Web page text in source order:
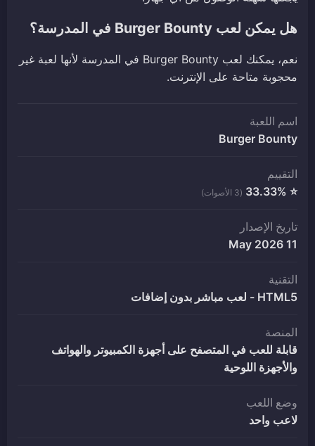
هل يمكن لعب Burger Bounty في المدرسة؟
نعم، يمكنك لعب Burger Bounty في المدرسة لأنها لعبة غير
محجوبة متاحة على الإنترنت.
اسم اللعبة
Burger Bounty
التقييم
⭐ 33.33%
(3 الأصوات)
تاريخ الإصدار
11 May 2026
التقنية
HTML5 - لعب مباشر بدون إضافات
المنصة
قابلة للعب في المتصفح على أجهزة الكمبيوتر والهواتف
والأجهزة اللوحية
وضع اللعب
لاعب واحد